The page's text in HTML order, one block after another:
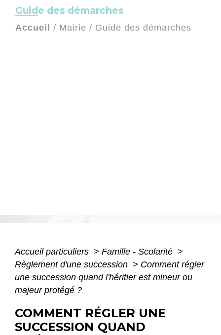
Guide des démarches
Accueil / Mairie / Guide des démarches
Accueil particuliers > Famille - Scolarité >
Règlement d'une succession > Comment régler
une succession quand l'héritier est mineur ou
majeur protégé ?
COMMENT RÉGLER UNE
SUCCESSION QUAND